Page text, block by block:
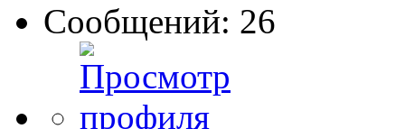
Сообщений: 26